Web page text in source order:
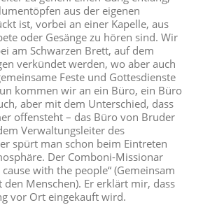
aus der eigenen
ist, vorbei an einer Kapelle, aus
oder Gesänge zu hören sind. Wir
am Schwarzen Brett, auf dem
verkündet werden, wo aber auch
Feste und Gottesdienste
kommen wir an ein Büro, ein Büro
aber mit dem Unterschied, dass
offensteht – das Büro von Bruder
Verwaltungsleiter des
spürt man schon beim Eintreten
Der Comboni-Missionar
with the people“ (Gemeinsam
Menschen). Er erklärt mir, dass
vor Ort eingekauft wird.